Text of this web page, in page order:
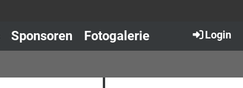
Sponsoren Fotogalerie Login